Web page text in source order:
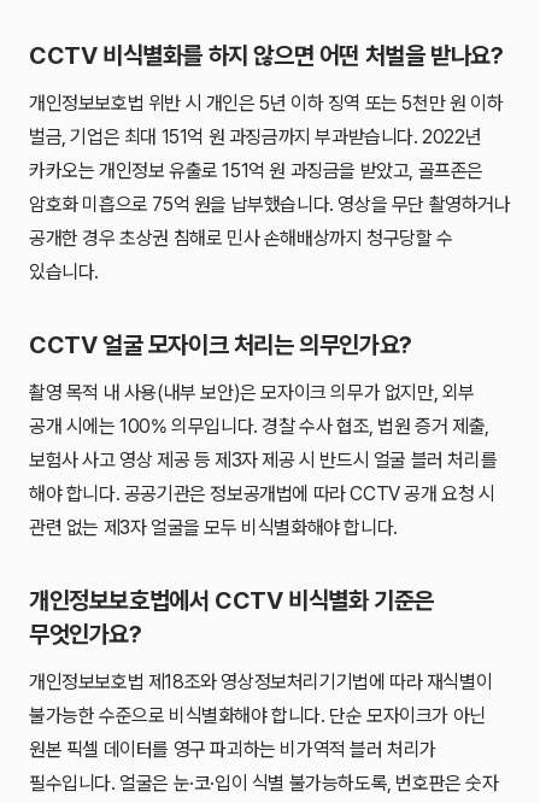
CCTV 비식별화를 하지 않으면 어떤 처벌을 받나요?
개인정보보호법 위반 시 개인은 5년 이하 징역 또는 5천만 원 이하
벌금, 기업은 최대 151억 원 과징금까지 부과받습니다. 2022년
카카오는 개인정보 유출로 151억 원 과징금을 받았고, 골프존은
암호화 미흡으로 75억 원을 납부했습니다. 영상을 무단 촬영하거나
공개한 경우 초상권 침해로 민사 손해배상까지 청구당할 수
있습니다.
CCTV 얼굴 모자이크 처리는 의무인가요?
촬영 목적 내 사용(내부 보안)은 모자이크 의무가 없지만, 외부
공개 시에는 100% 의무입니다. 경찰 수사 협조, 법원 증거 제출,
보험사 사고 영상 제공 등 제3자 제공 시 반드시 얼굴 블러 처리를
해야 합니다. 공공기관은 정보공개법에 따라 CCTV 공개 요청 시
관련 없는 제3자 얼굴을 모두 비식별화해야 합니다.
개인정보보호법에서 CCTV 비식별화 기준은
무엇인가요?
개인정보보호법 제18조와 영상정보처리기기법에 따라 재식별이
불가능한 수준으로 비식별화해야 합니다. 단순 모자이크가 아닌
원본 픽셀 데이터를 영구 파괴하는 비가역적 블러 처리가
필수입니다. 얼굴은 눈·코·입이 식별 불가능하도록, 번호판은 숫자